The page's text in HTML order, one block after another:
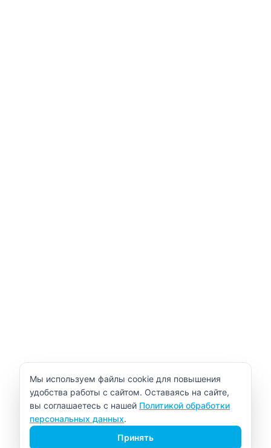
Уведомление об использовании cookie
Мы используем файлы cookie для повышения
удобства работы с сайтом. Оставаясь на сайте,
вы соглашаетесь с нашей Политикой обработки
персональных данных.
Принять